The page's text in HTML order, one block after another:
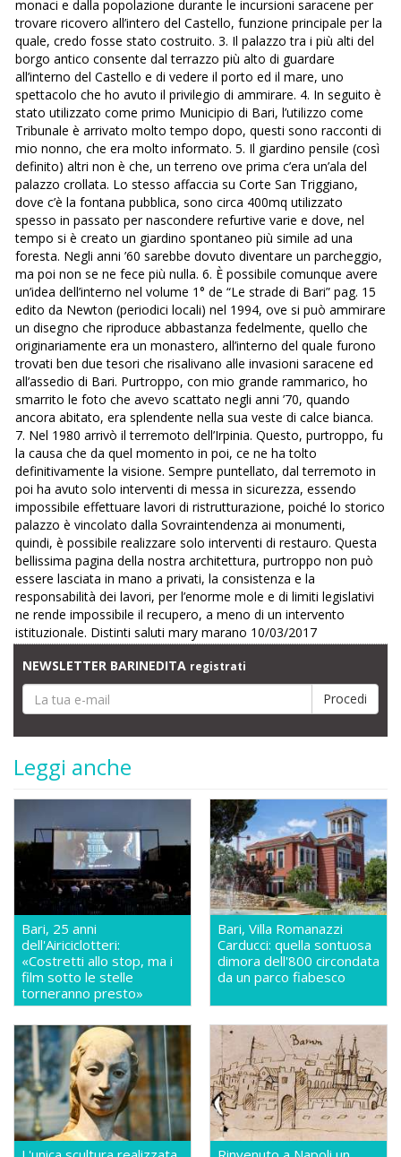
monaci e dalla popolazione durante le incursioni saracene per
trovare ricovero all’intero del Castello, funzione principale per la
quale, credo fosse stato costruito. 3. Il palazzo tra i più alti del
borgo antico consente dal terrazzo più alto di guardare
all’interno del Castello e di vedere il porto ed il mare, uno
spettacolo che ho avuto il privilegio di ammirare. 4. In seguito è
stato utilizzato come primo Municipio di Bari, l’utilizzo come
Tribunale è arrivato molto tempo dopo, questi sono racconti di
mio nonno, che era molto informato. 5. Il giardino pensile (così
definito) altri non è che, un terreno ove prima c’era un’ala del
palazzo crollata. Lo stesso affaccia su Corte San Triggiano,
dove c’è la fontana pubblica, sono circa 400mq utilizzato
spesso in passato per nascondere refurtive varie e dove, nel
tempo si è creato un giardino spontaneo più simile ad una
foresta. Negli anni ’60 sarebbe dovuto diventare un parcheggio,
ma poi non se ne fece più nulla. 6. È possibile comunque avere
un’idea dell’interno nel volume 1° de “Le strade di Bari” pag. 15
edito da Newton (periodici locali) nel 1994, ove si può ammirare
un disegno che riproduce abbastanza fedelmente, quello che
originariamente era un monastero, all’interno del quale furono
trovati ben due tesori che risalivano alle invasioni saracene ed
all’assedio di Bari. Purtroppo, con mio grande rammarico, ho
smarrito le foto che avevo scattato negli anni ’70, quando
ancora abitato, era splendente nella sua veste di calce bianca.
7. Nel 1980 arrivò il terremoto dell’Irpinia. Questo, purtroppo, fu
la causa che da quel momento in poi, ce ne ha tolto
definitivamente la visione. Sempre puntellato, dal terremoto in
poi ha avuto solo interventi di messa in sicurezza, essendo
impossibile effettuare lavori di ristrutturazione, poiché lo storico
palazzo è vincolato dalla Sovraintendenza ai monumenti,
quindi, è possibile realizzare solo interventi di restauro. Questa
bellissima pagina della nostra architettura, purtroppo non può
essere lasciata in mano a privati, la consistenza e la
responsabilità dei lavori, per l’enorme mole e di limiti legislativi
ne rende impossibile il recupero, a meno di un intervento
istituzionale. Distinti saluti mary marano 10/03/2017
NEWSLETTER BARINEDITA registrati
Leggi anche
Bari, 25 anni
dell'Airiciclotteri:
«Costretti allo stop, ma i
film sotto le stelle
torneranno presto»
Bari, Villa Romanazzi
Carducci: quella sontuosa
dimora dell'800 circondata
da un parco fiabesco